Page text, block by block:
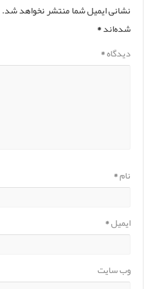
نشانی ایمیل شما منتشر نخواهد شد.
شده‌اند*
دیدگاه*
نام*
ایمیل*
وب‌ سایت